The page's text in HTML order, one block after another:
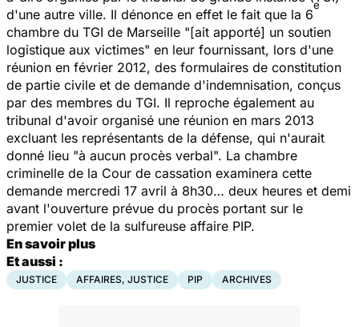
d'une autre ville. Il dénonce en effet le fait que la 6
e
chambre du TGI de Marseille "[ait apporté] un soutien
logistique aux victimes" en leur fournissant, lors d'une
réunion en février 2012, des formulaires de constitution
de partie civile et de demande d'indemnisation, conçus
par des membres du TGI. Il reproche également au
tribunal d'avoir organisé une réunion en mars 2013
excluant les représentants de la défense, qui n'aurait
donné lieu "à aucun procès verbal". La chambre
criminelle de la Cour de cassation examinera cette
demande mercredi 17 avril à 8h30… deux heures et demi
avant l'ouverture prévue du procès portant sur le
premier volet de la sulfureuse affaire PIP.
En savoir plus
Et aussi :
JUSTICE AFFAIRES, JUSTICE PIP ARCHIVES